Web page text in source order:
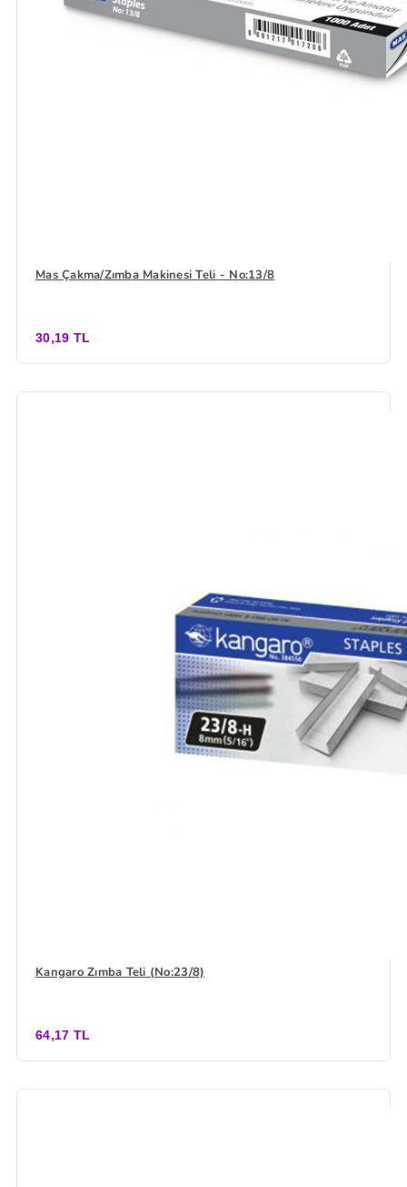
Mas Çakma/Zımba Makinesi Teli - No:13/8
30,19 TL
Kangaro Zımba Teli (No:23/8)
64,17 TL